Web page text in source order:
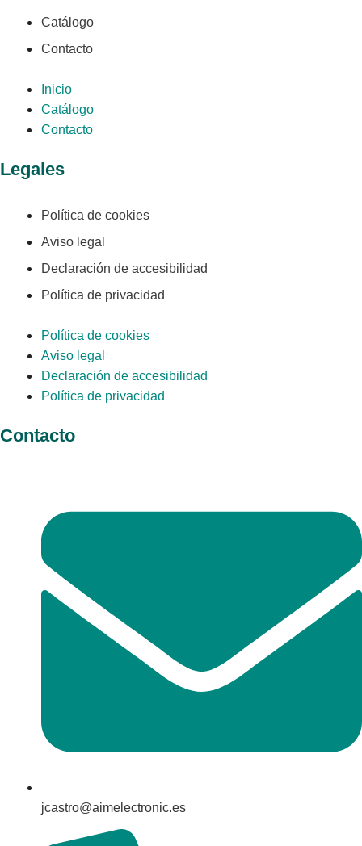
Catálogo
Contacto
Inicio
Catálogo
Contacto
Legales
Política de cookies
Aviso legal
Declaración de accesibilidad
Política de privacidad
Política de cookies
Aviso legal
Declaración de accesibilidad
Política de privacidad
Contacto
jcastro@aimelectronic.es